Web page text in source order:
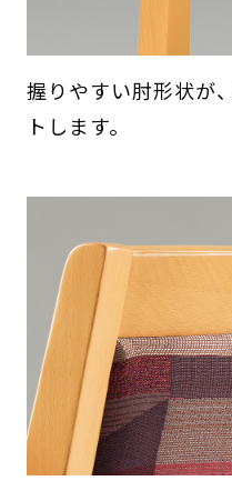
握りやすい肘形状が
トします。